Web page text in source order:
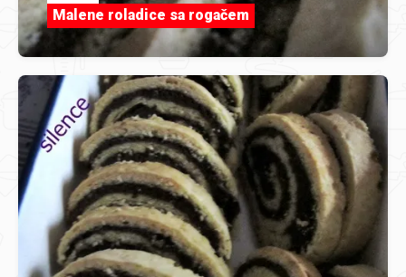
Malene roladice sa rogačem